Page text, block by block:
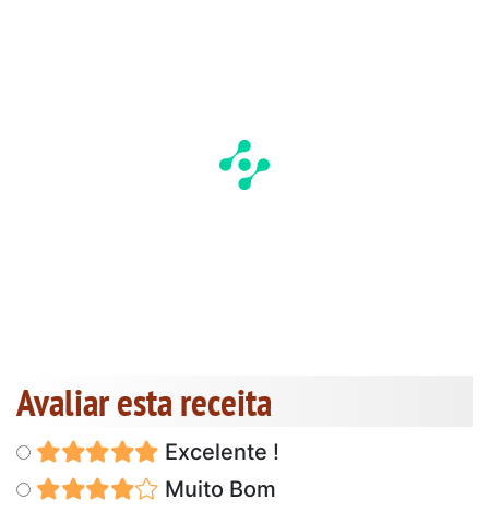
Avaliar esta receita
Excelente !
Muito Bom